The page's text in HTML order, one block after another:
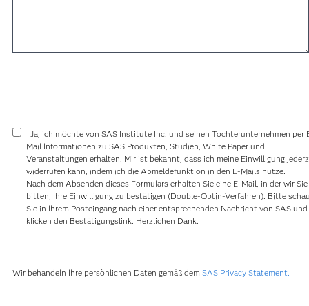
Ja, ich möchte von SAS Institute Inc. und seinen Tochterunternehmen per
Mail Informationen zu SAS Produkten, Studien, White Paper und
Veranstaltungen erhalten. Mir ist bekannt, dass ich meine Einwilligung
widerrufen kann, indem ich die Abmeldefunktion in den E-Mails nutze.
Nach dem Absenden dieses Formulars erhalten Sie eine E-Mail, in der wir Sie
bitten, Ihre Einwilligung zu bestätigen (Double-Optin-Verfahren). Bitte
Sie in Ihrem Posteingang nach einer entsprechenden Nachricht von SAS und
klicken den Bestätigungslink. Herzlichen Dank.
Wir behandeln Ihre persönlichen Daten gemäß dem SAS Privacy Statement.